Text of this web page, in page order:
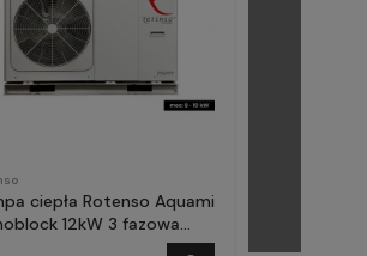
ciepła Rotenso Aquami
12kW 3 fazowa